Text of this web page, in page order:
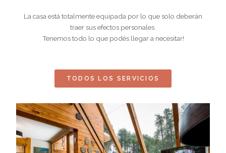
La casa está totalmente equipada por lo que solo deberán
traer sus efectos personales.
Tenemos todo lo que podés llegar a necesitar!
TODOS LOS SERVICIOS